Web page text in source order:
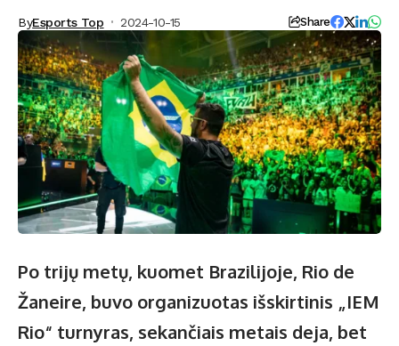
ByEsports Top 2024-10-15 Share
Po trijų metų, kuomet Brazilijoje, Rio de
Žaneire, buvo organizuotas išskirtinis „IEM
Rio“ turnyras, sekančiais metais deja, bet